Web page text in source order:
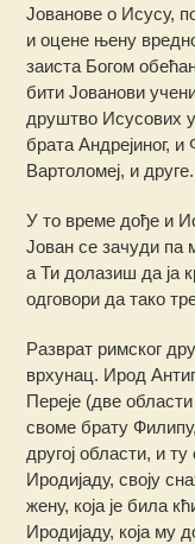
Јованове о Исусу,
и оцене њену
заиста Богом
бити Јованови
друштво Исусових
брата Андрејиног,
Вартоломеј, и друге.
У то време дође и
Јован се зачуди па
а Ти долазиш да ја
одговори да тако
Разврат римског
врхунац. Ирод
Переје (две
своме брату
другој области, и
Иродијаду, своју
жену, која је била
Иродијаду, која му